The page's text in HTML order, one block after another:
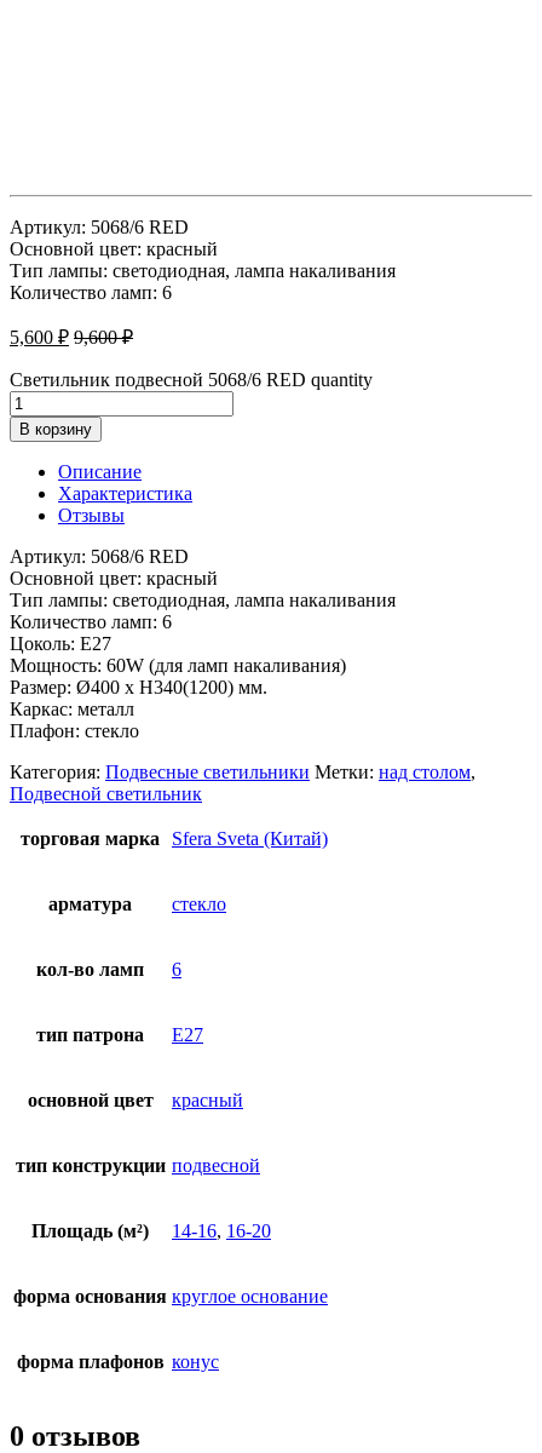
Артикул: 5068/6 RED
Основной цвет: красный
Тип лампы: светодиодная, лампа накаливания
Количество ламп: 6
5,600 ₽ 9,600₽
Светильник подвесной 5068/6 RED quantity
В корзину
Описание
Характеристика
Отзывы
Артикул: 5068/6 RED
Основной цвет: красный
Тип лампы: светодиодная, лампа накаливания
Количество ламп: 6
Цоколь: E27
Мощность: 60W (для ламп накаливания)
Размер: Ø400 x H340(1200) мм.
Каркас: металл
Плафон: стекло
Категория: Подвесные светильники Метки: над столом,
Подвесной светильник
торговая марка Sfera Sveta (Китай)
арматура стекло
кол-во ламп 6
тип патрона E27
основной цвет красный
тип конструкции подвесной
Площадь (м²) 14-16, 16-20
форма основания круглое основание
форма плафонов конус
0 отзывов